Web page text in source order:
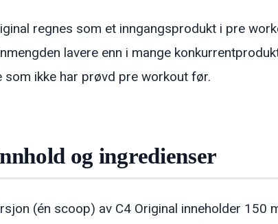
regnes som et inngangsprodukt i pre
lavere enn i mange
som ikke har prøvd pre workout før.
og ingredienser
(én scoop) av C4 Original inneholder